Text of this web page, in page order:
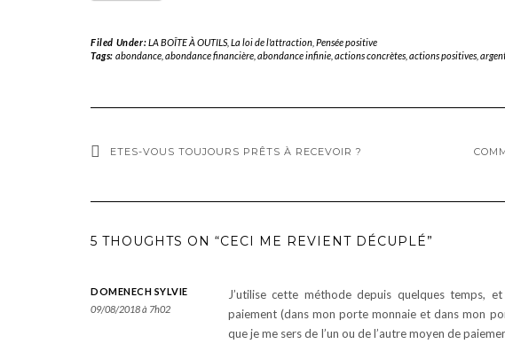
Filed Under:LA BOÎTE À OUTILS, La loi de l'attraction, Pensée positive
Tags: abondance, abondance financière, abondance infinie, actions concrètes, actions positives,
ETES-VOUS TOUJOURS PRÊTS À RECEVOIR ?
5 THOUGHTS ON “CECI ME REVIENT DÉCUPLÉ”
DOMENECH SYLVIE
09/08/2018 à 7h02
J’utilise cette méthode depuis quelques temps,
paiement (dans mon porte monnaie et dans mon
que je me sers de l’un ou de l’autre moyen de